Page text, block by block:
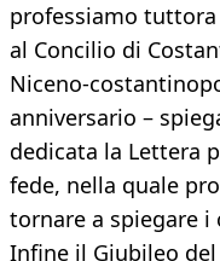
professiamo
al Concilio di
Niceno-
anniversario –
dedicata la Lettera
fede, nella quale
tornare a spiegare
Infine il Giubileo